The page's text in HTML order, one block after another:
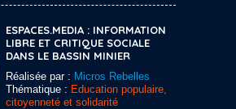
ESPACES.MEDIA : INFORMATION
LIBRE ET CRITIQUE SOCIALE
DANS LE BASSIN MINIER
Réalisée par : Micros Rebelles
Thématique : Education populaire,
citoyenneté et solidarité